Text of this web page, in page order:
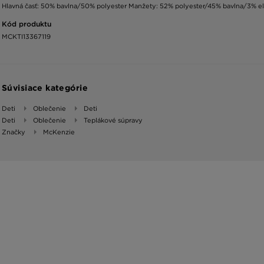
Hlavná časť: 50% bavlna/50% polyester Manžety: 52% polyester/45% bavlna/3%
Kód produktu
MCKTI13367119
Súvisiace kategórie
Deti Oblečenie
Deti
Deti
Oblečenie
Teplákové súpravy
Značky
McKenzie